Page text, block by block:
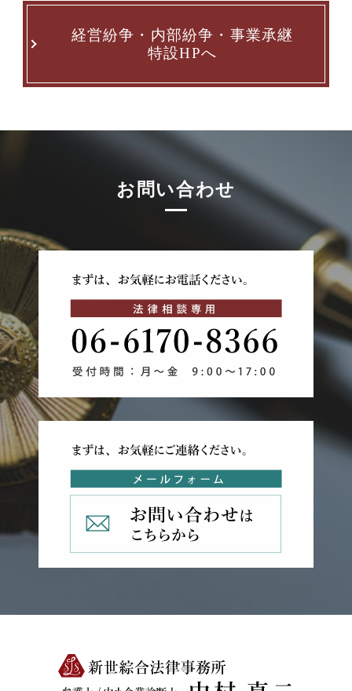
経営紛争・内部紛争・事業承継
特設HPへ
お問い合わせ